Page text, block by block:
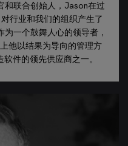
和联合创始人，Jason在过
行业和我们的组织产生了
一个鼓舞人心的领导者，
他以结果为导向的管理方
件的领先供应商之一。